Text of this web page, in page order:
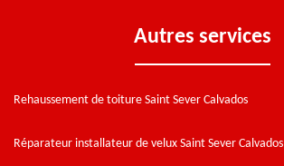
Autres services
Rehaussement de toiture Saint Sever Calvados
Réparateur installateur de velux Saint Sever Calvados